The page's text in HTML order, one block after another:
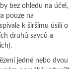
bez ohledu na účel,
pouze na
k širšímu úsilí o
druhů savců a
jedné nebo dvou